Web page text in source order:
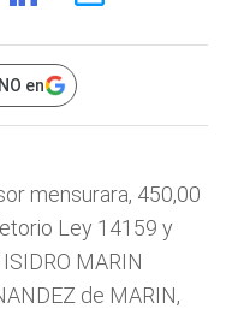
en
mensurara, 450,00
Ley 14159 y
MARIN
de MARIN,